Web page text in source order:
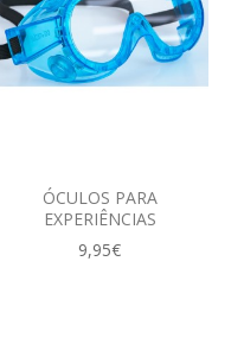
ÓCULOS PARA
EXPERIÊNCIAS
9,95€